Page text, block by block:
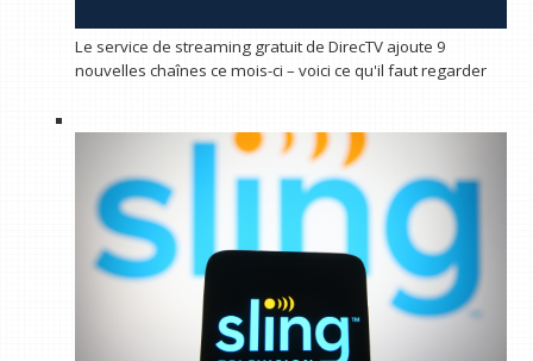
Le service de streaming gratuit de DirecTV ajoute 9
nouvelles chaînes ce mois-ci – voici ce qu'il faut regarder